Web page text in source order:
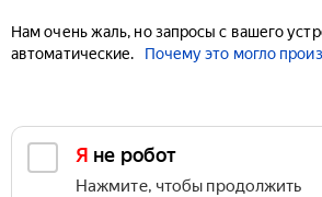
Нам очень жаль, но запросы с вашего
автоматические.
Почему это могло
Я не робот
Нажмите, чтобы продолжить